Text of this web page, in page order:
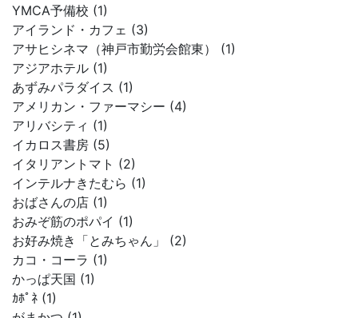
YMCA予備校 (1)
アイランド・カフェ (3)
アサヒシネマ（神戸市勤労会館東） (1)
アジアホテル (1)
あずみパラダイス (1)
アメリカン・ファーマシー (4)
アリバシティ (1)
イカロス書房 (5)
イタリアントマト (2)
インテルナきたむら (1)
おばさんの店 (1)
おみぞ筋のポパイ (1)
お好み焼き「とみちゃん」 (2)
カコ・コーラ (1)
かっぱ天国 (1)
ｶﾎﾟﾈ (1)